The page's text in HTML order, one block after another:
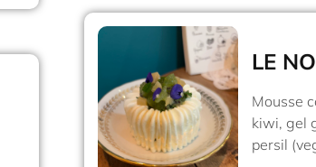
LE
Mousse
kiwi, gel
persil